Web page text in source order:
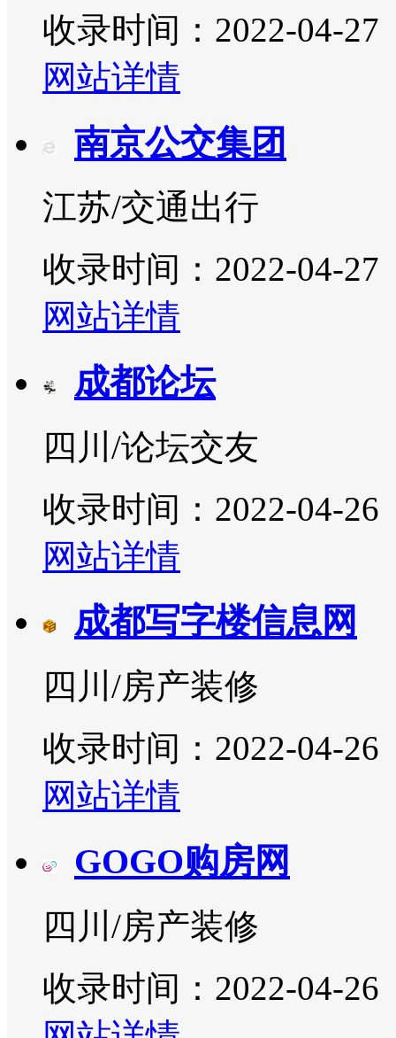
收录时间：2022-04-27
网站详情
南京公交集团
江苏/交通出行
收录时间：2022-04-27
网站详情
成都论坛
四川/论坛交友
收录时间：2022-04-26
网站详情
成都写字楼信息网
四川/房产装修
收录时间：2022-04-26
网站详情
GOGO购房网
四川/房产装修
收录时间：2022-04-26